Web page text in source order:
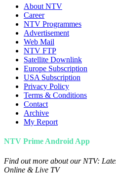
About NTV
Career
NTV Programmes
Advertisement
Web Mail
NTV FTP
Satellite Downlink
Europe Subscription
USA Subscription
Privacy Policy
Terms & Conditions
Contact
Archive
My Report
NTV Prime Android App
Find out more about our NTV:
Online & Live TV